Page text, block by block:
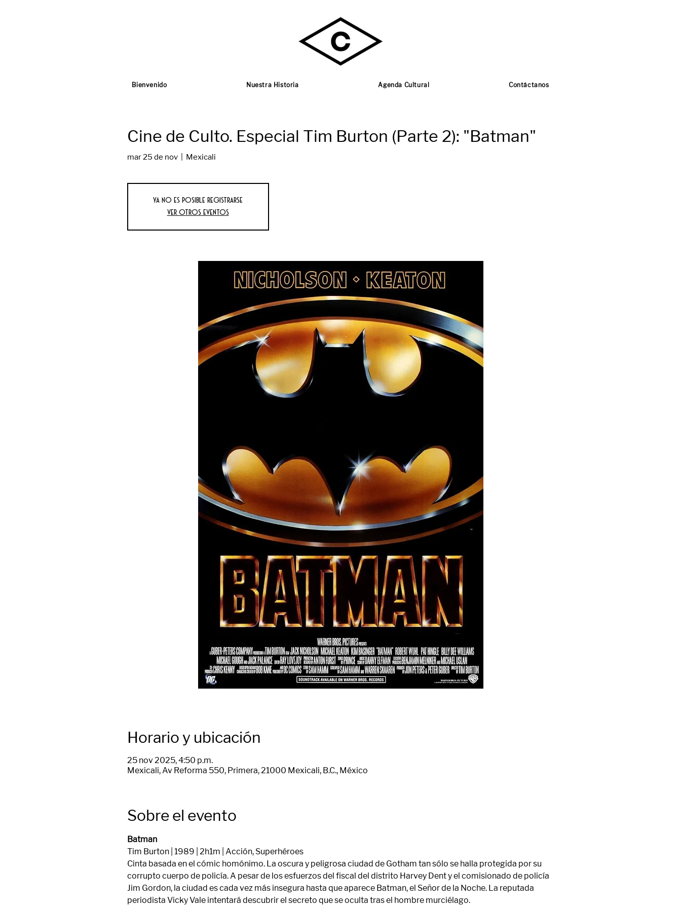
Bienvenido Nuestra Historia Agenda Cultural Contáctanos
Cine de Culto. Especial Tim Burton (Parte 2): "Batman"
mar 25 de nov
  |
Mexicali
Ya no es posible registrarse
Ver otros eventos
Horario y ubicación
25 nov 2025, 4:50 p.m.
Mexicali, Av Reforma 550, Primera, 21000 Mexicali, B.C., México
Sobre el evento
Batman
Tim Burton | 1989 | 2h1m | Acción, Superhéroes
Cinta basada en el cómic homónimo. La oscura y peligrosa ciudad de Gotham tan sólo se halla protegida por su
corrupto cuerpo de policía. A pesar de los esfuerzos del fiscal del distrito Harvey Dent y el comisionado de policía
Jim Gordon, la ciudad es cada vez más insegura hasta que aparece Batman, el Señor de la Noche. La reputada
periodista Vicky Vale intentará descubrir el secreto que se oculta tras el hombre murciélago.